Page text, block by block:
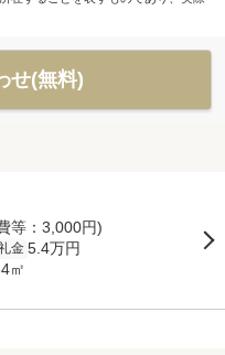
せ(無料)
等：3,000円)
金 5.4万円
㎡